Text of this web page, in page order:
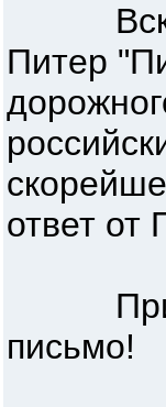
Вскоре
Питер
ответ от
письмо!